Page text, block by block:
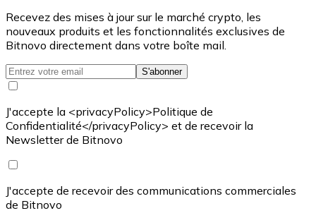
Recevez des mises à jour sur le marché crypto, les
nouveaux produits et les fonctionnalités exclusives de
Bitnovo directement dans votre boîte mail.
S'abonner
J'accepte la <privacyPolicy>Politique de
Confidentialité</privacyPolicy> et de recevoir la
Newsletter de Bitnovo
J'accepte de recevoir des communications commerciales
de Bitnovo